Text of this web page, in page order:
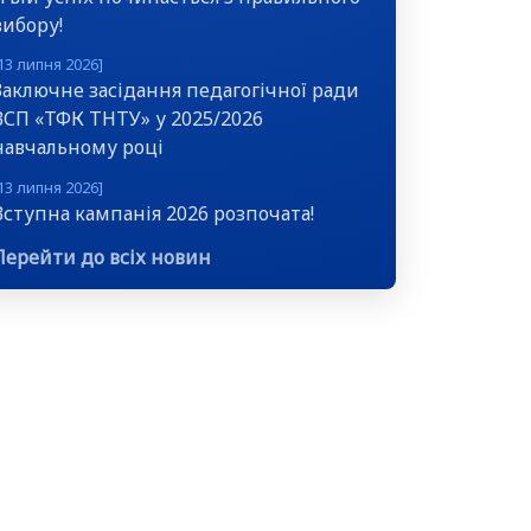
липня 2026]
засідання педагогічної ради
«ТФК ТНТУ» у 2025/2026
році
липня 2026]
кампанія 2026 розпочата!
до всіх новин